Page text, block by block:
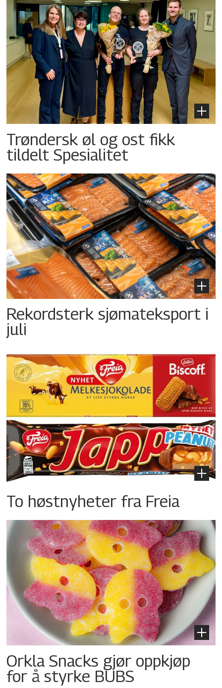
Trøndersk øl og ost fikk
tildelt Spesialitet
Rekordsterk sjømateksport i
juli
To høstnyheter fra Freia
Orkla Snacks gjør oppkjøp
for å styrke BUBS